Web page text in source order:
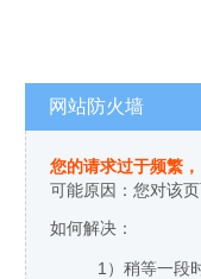
网站防火墙
您的请求过于频繁
可能原因：您对该
如何解决：
1）稍等一段